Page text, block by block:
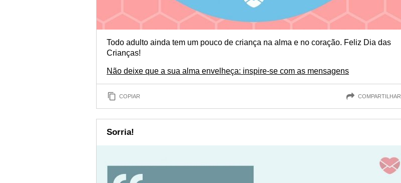
Todo adulto ainda tem um pouco de criança na alma e no coração. Feliz Dia das
Crianças!
Não deixe que a sua alma envelheça: inspire-se com as mensagens
COPIAR COMPARTILHAR
Sorria!